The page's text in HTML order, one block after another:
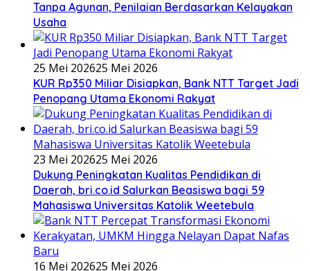
Tanpa Agunan, Penilaian Berdasarkan Kelayakan
Usaha
25 Mei 202625 Mei 2026
KUR Rp350 Miliar Disiapkan, Bank NTT Target Jadi
Penopang Utama Ekonomi Rakyat
23 Mei 202625 Mei 2026
Dukung Peningkatan Kualitas Pendidikan di
Daerah, bri.co.id Salurkan Beasiswa bagi 59
Mahasiswa Universitas Katolik Weetebula
16 Mei 202625 Mei 2026